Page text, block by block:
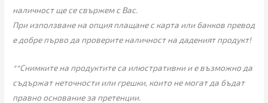
наличност ще се свържем с Вас.
При използване на опция плащане с карта или банков превод
е добре първо да проверите наличност на даденият продукт!
**Снимките на продуктите са илюстративни и е възможно да
съдържат неточности или грешки, които не могат да бъдат
правно основание за претенции.